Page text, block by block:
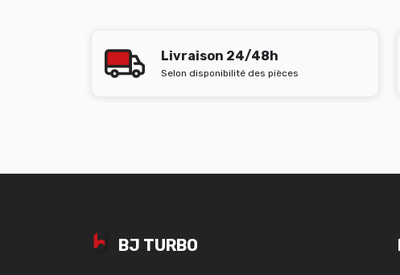
Livraison 24/48h
Selon disponibilité des pièces
BJ TURBO